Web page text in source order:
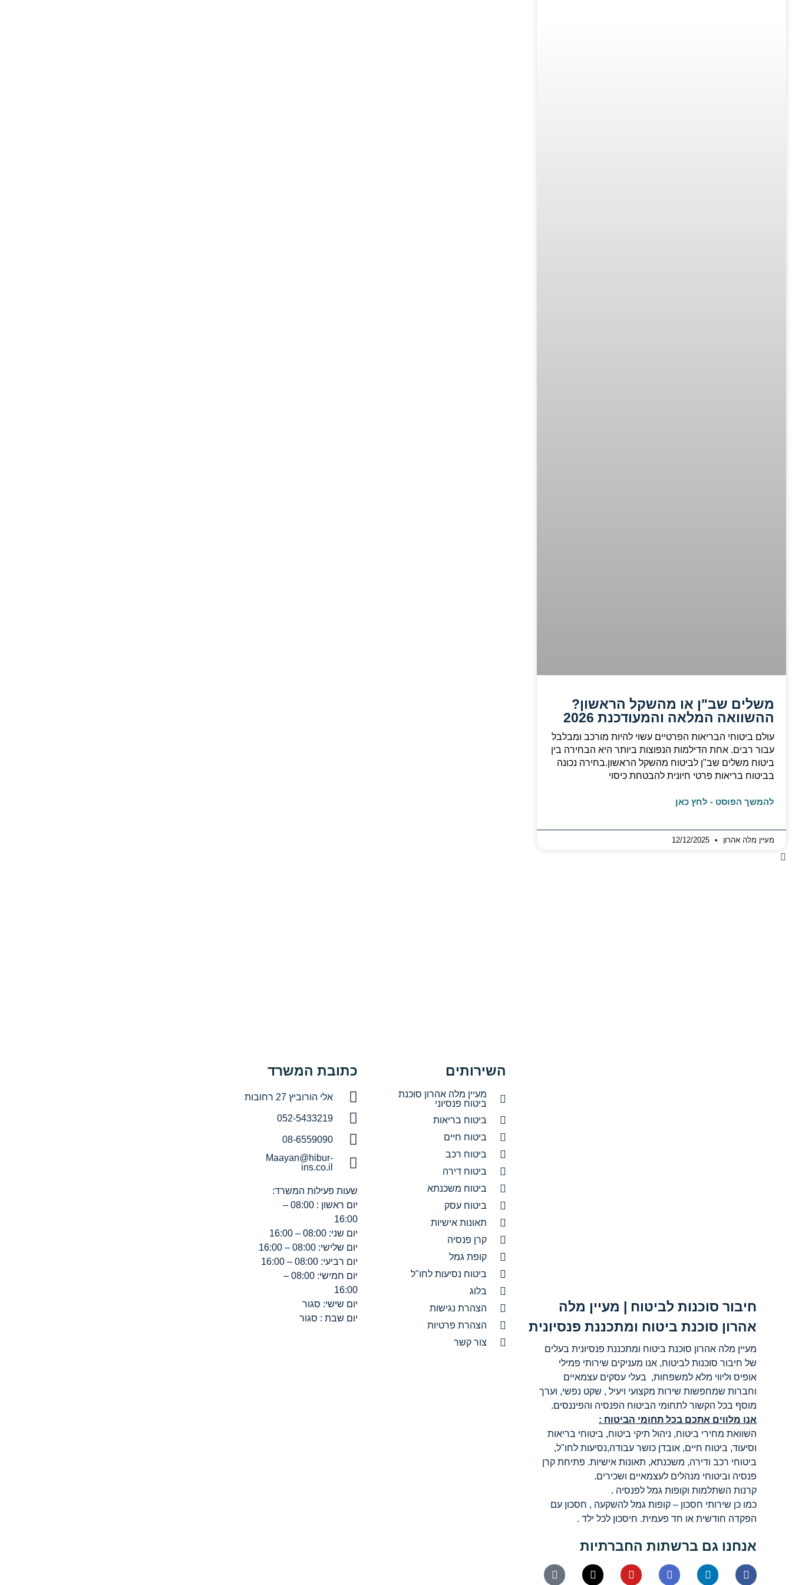
משלים שב"ן או מהשקל הראשון?
ההשוואה המלאה והמעודכנת 2026
עולם ביטוחי הבריאות הפרטיים עשוי להיות מורכב ומבלבל
עבור רבים. אחת הדילמות הנפוצות ביותר היא הבחירה בין
ביטוח משלים שב"ן לביטוח מהשקל הראשון.בחירה נכונה
בביטוח בריאות פרטי חיונית להבטחת כיסוי
להמשך הפוסט - לחץ כאן
מעיין מלה אהרון
חיבור סוכנות לביטוח | מעיין מלה
אהרון סוכנת ביטוח ומתכננת פנסיונית
מעיין מלה אהרון סוכנת ביטוח ומתכננת פנסיונית בעלים
של חיבור סוכנות לביטוח, אנו מעניקים שירותי פמילי
אופיס וליווי מלא למשפחות, בעלי עסקים עצמאיים
וחברות שמחפשות שירות מקצועי ויעיל , שקט נפשי, וערך
מוסף בכל הקשור לתחומי הביטוח הפנסיה והפיננסים.
אנו מלווים אתכם בכל תחומי הביטוח :
השוואת מחירי ביטוח, ניהול תיקי ביטוח, ביטוחי בריאות
וסיעוד, ביטוח חיים, אובדן כושר עבודה,נסיעות לחו"ל,
ביטוחי רכב ודירה, משכנתא, תאונות אישיות. פתיחת קרן
פנסיה וביטוחי מנהלים לעצמאיים ושכירים.
קרנות השתלמות וקופות גמל לפנסיה .
כמו כן שירותי חסכון – קופות גמל להשקעה , חסכון עם
הפקדה חודשית או חד פעמית. חיסכון לכל ילד .
אנחנו גם ברשתות החברתיות
השירותים
מעיין מלה אהרון סוכנת
ביטוח פנסיוני
ביטוח בריאות
ביטוח חיים
ביטוח רכב
ביטוח דירה
ביטוח משכנתא
ביטוח עסק
תאונות אישיות
קרן פנסיה
קופת גמל
ביטוח נסיעות לחו"ל
בלוג
הצהרת נגישות
הצהרת פרטיות
צור קשר
כתובת המשרד
אלי הורוביץ 27 רחובות
052-5433219
08-6559090
Maayan@hibur-
ins.co.il
שעות פעילות המשרד:
יום ראשון : 08:00 –
16:00
יום שני: 08:00 – 16:00
יום שלישי: 08:00 – 16:00
יום רביעי: 08:00 – 16:00
יום חמישי: 08:00 –
16:00
יום שישי: סגור
יום שבת : סגור